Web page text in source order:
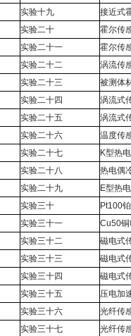
实验十九
接近式
实验二十
霍尔传
实验二十一
霍尔传
实验二十二
涡流传
实验二十三
被测体
实验二十四
涡流式
实验二十五
涡流式
实验二十六
温度传
实验二十七
K型热
实验二十八
热电偶
实验二十九
E型热
实验三十
Pt100
实验三十一
Cu50铜
实验三十二
磁电式
实验三十三
磁电式
实验三十四
磁电式
实验三十五
压电加
实验三十六
光纤传
实验三十七
光纤传